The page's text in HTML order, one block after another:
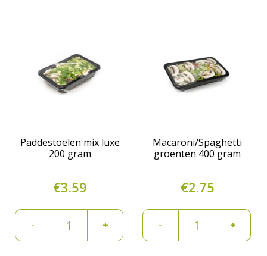
Paddestoelen mix luxe
200 gram
€3.59
- +
Macaroni/Spaghetti
groenten 400 gram
€2.75
-
Macaroni/Spaghetti
groenten
+